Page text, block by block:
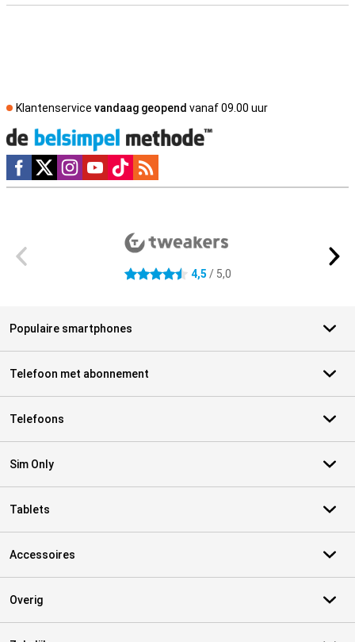
Klantenservice vandaag geopend vanaf 09.00 uur
Social media
4.5 sterren 4,5 / 5,0
Populaire smartphones
Telefoon met abonnement
Telefoons
Sim Only
Tablets
Accessoires
Overig